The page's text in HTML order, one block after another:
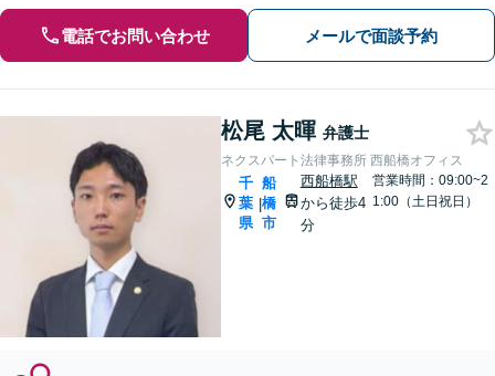
電話でお問い合わせ メールで面談予約
松尾 太暉 弁護士
ネクスパート法律事務所 西船橋オフィス
千
葉
県
|
船
橋
市
西船橋駅
から徒歩4
分
営業時間：09:00~2
1:00（土日祝日）